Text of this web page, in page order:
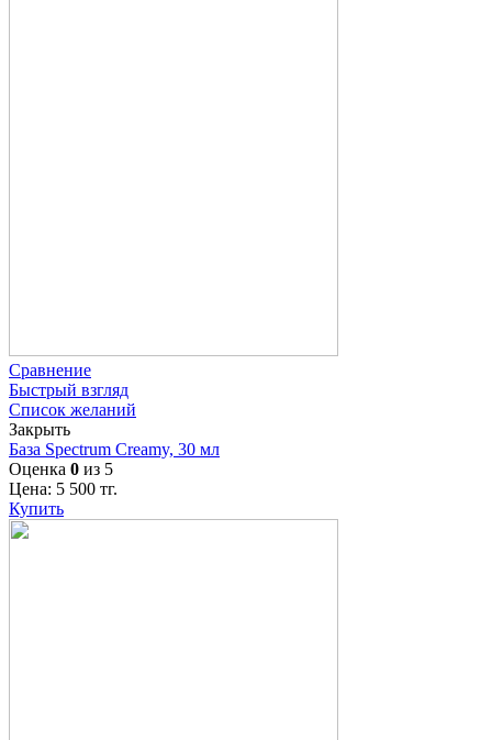
Сравнение
Быстрый взгляд
Список желаний
Закрыть
База Spectrum Creamy, 30 мл
Оценка 0 из 5
Цена: 5 500 тг.
Купить